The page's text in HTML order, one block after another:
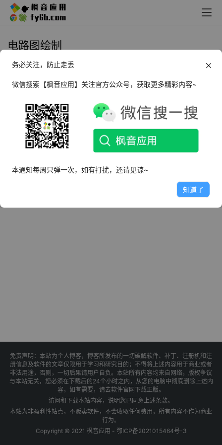
电路图绘制
2022年12月4日
免责声明：本站为个人博客，博客所发布的一切破解软件、补丁、注册机和注
册信息及软件的文章仅限用于学习和研究目的；不得将上述内容用于商业或者
非法用途，否则，一切后果请用户自负。本站所有内容均来自网络，版权争议
与本站无关，您必须在下载后的24个小时之内，从您的电脑中彻底删除上述内
容，如有需要，请去软件官网下载正版。
访问和下载本站内容，说明您已同意上述条款。
本站为非盈利性站点，不贩卖软件，不会收取任何费用，所有内容不作为商业
行为。
Copyright © 2021 枫音应用 - 鄂ICP备2021015464号-3
务必关注，防止走丢
微信搜索【枫音应用】关注官方公众号，获取更多精彩内容~
本通知每周只弹一次，如有打扰，还请见谅~
知道了